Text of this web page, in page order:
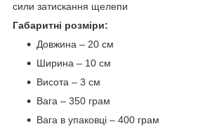
сили затискання щелепи
Габаритні розміри:
Довжина – 20 см
Ширина – 10 см
Висота – 3 см
Вага – 350 грам
Вага в упаковці – 400 грам